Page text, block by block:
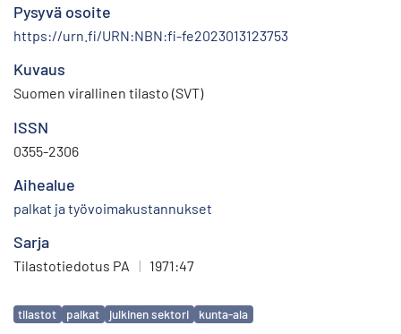
Pysyvä osoite
https://urn.fi/URN:NBN:fi-fe2023013123753
Kuvaus
Suomen virallinen tilasto (SVT)
ISSN
0355-2306
Aihealue
palkat ja työvoimakustannukset
Sarja
Tilastotiedotus PA | 1971:47
Avainsanat
tilastot palkat julkinen sektori kunta-ala